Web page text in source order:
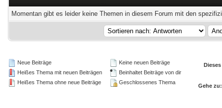
Momentan gibt es leider keine Themen in diesem Forum mit den
Neue Beiträge
Heißes Thema mit neuen Beiträgen
Heißes Thema ohne neue Beiträge
Keine neuen Beiträge
Beinhaltet Beiträge von dir
Geschlossenes Thema
Gehe zu: